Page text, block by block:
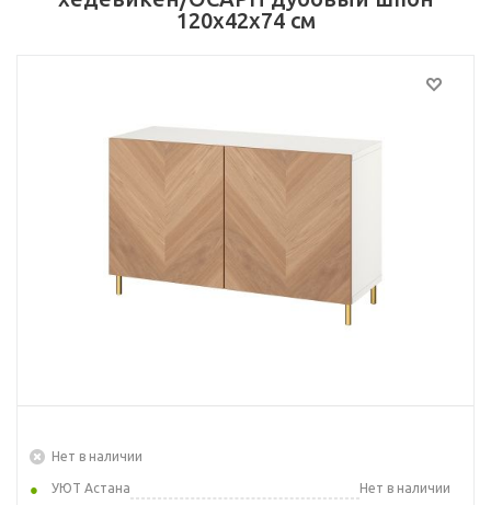
120x42x74 см
Нет в наличии
УЮТ Астана
Нет в наличии